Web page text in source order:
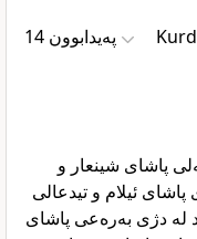
پەیدابوون 14
پاشای شینعار و
ئیلام و تیدعالی
لە دژی بەرەعی پاشای